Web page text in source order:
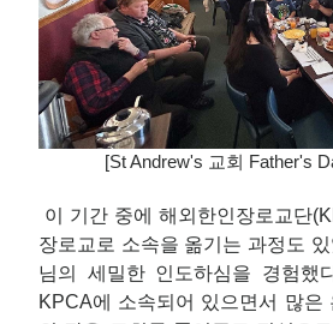
[St Andrew's 교회 Father's
이 기간 중에 해외한인장로교단
장로교로 소속을 옮기는 과정도
님의 세밀한 인도하심을 경험했
KPCA에 소속되어 있으면서 많은